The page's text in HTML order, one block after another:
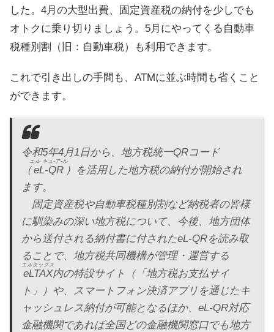
した。4月の大型出費、固定資産税の納付を少しでも
オトクに乗り切りましょう。5月にやってくる自動車
税種別割（旧：自動車税）も利用できます。
これで引き出しの手間も、ATMに並ぶ時間も省くこと
ができます。
令和5年4月1日から、地方税統一QRコード
（eL-QR
エル キュ-ア-ル
）を活用した地方税の納付が開始され
ます。
固定資産税や自動車税種別割など納税者の皆様
に馴染みの深い地方税について、今後、地方団体
から送付される納付書に付されたeL-QRを読み取
ることで、地方税共同機構が管理・運営する
eLTAX
エルタックス
内の特設サイト（「地方税お支払サイ
ト」）や、スマートフォン決済アプリを通じたキ
ャッシュレス納付が可能となるほか、eL-QR対応
金融機関であれば全国どの金融機関窓口でも地方